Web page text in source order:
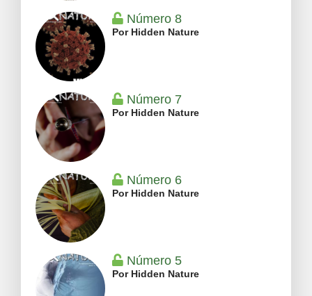
Número 8
Por Hidden Nature
Número 7
Por Hidden Nature
Número 6
Por Hidden Nature
Número 5
Por Hidden Nature